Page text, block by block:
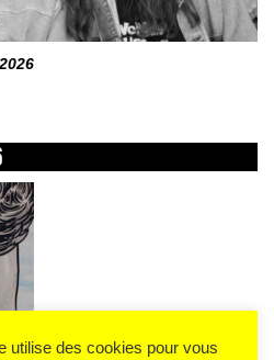
utilise des cookies pour vous